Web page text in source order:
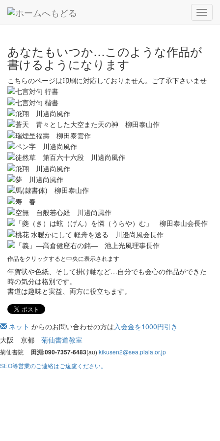
あなたもいつか…このような作品が
書けるようになります
こちらのページは印刷に対応しておりません。ご了承下さいませ
作品をクリックすると中央に表示されます
年賀状や色紙、そして掛け軸など…自分でも会心の作品ができた
時の気分は格別です。
書道は趣味と実益、両方に役立ちます。
ネット からのお問い合わせの方は 入会金を1000円引き
大阪 京都 菊仙書道教室
菊仙書院 田淵:090-7357-6483(au) kikusen2@sea.plala.or.jp
SEO等営業のご連絡はご遠慮ください。